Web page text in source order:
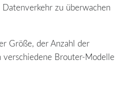
zu überwachen
Größe, der Anzahl der
Brouter-Modelle